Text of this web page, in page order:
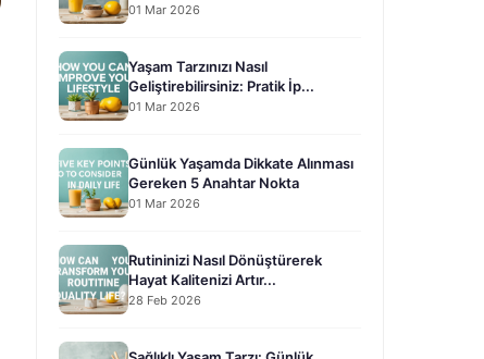
01 Mar 2026
Yaşam Tarzınızı Nasıl
Geliştirebilirsiniz: Pratik İp...
01 Mar 2026
Günlük Yaşamda Dikkate Alınması
Gereken 5 Anahtar Nokta
01 Mar 2026
Rutininizi Nasıl Dönüştürerek
Hayat Kalitenizi Artır...
28 Feb 2026